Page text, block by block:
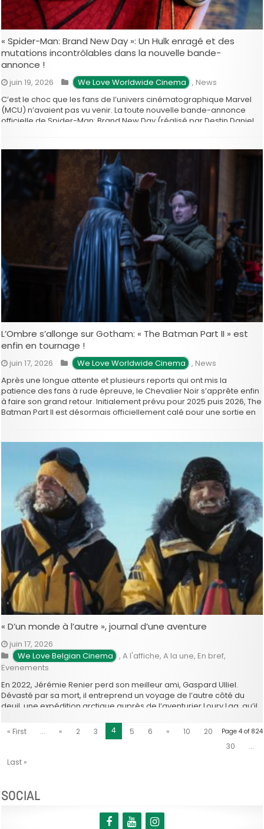
« Spider-Man: Brand New Day »: Un Hulk enragé et des
mutations incontrôlables dans la nouvelle bande-
annonce !
juin 19, 2026 We Love Worldwide Cinema , News
C’est le choc que les fans de l’univers cinématographique Marvel
(MCU) n’avaient pas vu venir. La toute nouvelle bande-annonce
officielle de Spider-Man: Brand New Day (réalisé par Destin Daniel
Hulk totalement hors de contrôle. Quatre …
L’Ombre s’allonge sur Gotham: « The Batman Part II » est
enfin en tournage !
juin 17, 2026 We Love Worldwide Cinema , News
Après une longue attente et plusieurs reports qui ont mis la
patience des fans à rude épreuve, le Chevalier Noir s’apprête enfin
à faire son grand retour. Initialement prévu pour 2025 puis 2026, The
Batman Part II est désormais officiellement calé pour une sortie en
« D’un monde à l’autre », journal d’une aventure
juin 17, 2026
We Love Belgian Cinema ,A l'affiche,A la une, En bref,
Evenements
En 2022, Jérémie Renier perd son meilleur ami, Gaspard Ulliel.
Dévasté par sa mort, il entreprend un voyage de l’autre côté du
deuil, une expédition arctique auprès de l’aventurier Loury Lag, qu’il
monde à l’autre, à voir ce mercredi …
Page 4 of 824
« First ... « 2 3 4 5 6 » 10
20
30
...
Last »
SOCIAL